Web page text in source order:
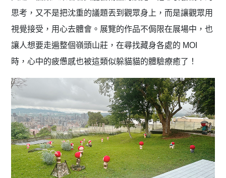
思考，又不是把沈重的議題丟到觀眾身上，而是讓觀眾用
視覺接受，用心去體會。展覽的作品不侷限在展場中，也
讓人想要走遍整個嶺頭山莊，在尋找藏身各處的 MOI
時，心中的疲憊感也被這類似躲貓貓的體驗療癒了！